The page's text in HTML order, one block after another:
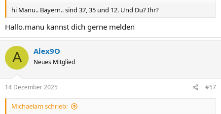
hi Manu.. Bayern.. sind 37, 35 und 12. Und Du? Ihr?
Hallo.manu kannst dich gerne melden
A Alex9O
Neues Mitglied
14 Dezember 2025 #57
Michaelam schrieb: